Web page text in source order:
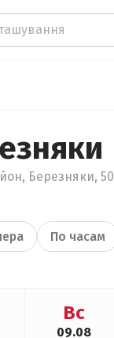
Березняки,
По часам
Вс
09.08